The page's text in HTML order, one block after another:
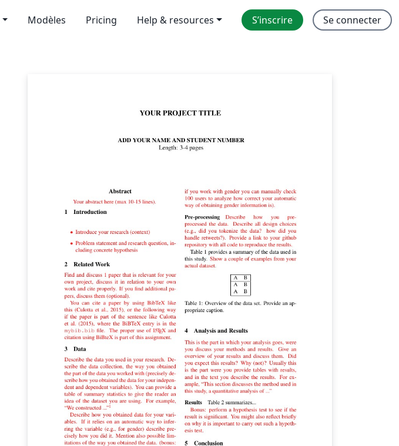
Modèles Pricing Help & resources S’inscrire Se connecter